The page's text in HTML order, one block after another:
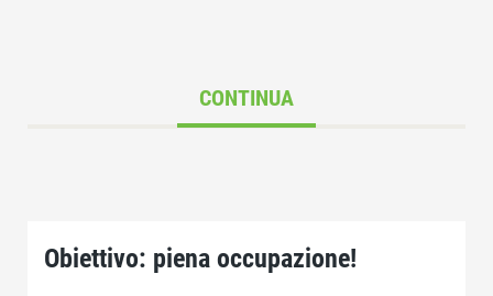
CONTINUA
Obiettivo: piena occupazione!